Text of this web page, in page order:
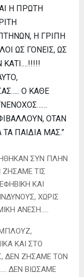
Η ΠΡΩΤΗ
Η ΓΡΙΠΗ
ΩΣ ΓΟΝΕΙΣ, ΩΣ
Ο ΚΑΘΕ
ΟΤΑΝ
ΠΑΙΔΙΑ ΜΑΣ.”
ΣΥΝ ΠΛΗΝ
ΤΙΣ
ΚΑΙ
ΧΩΡΙΣ
ΑΝΕΣΗ…..
ΚΑΙ ΣΤΟ
ΔΕΝ ΖΗΣΑΜΕ ΤΟΝ
ΔΕΝ ΒΙΩΣΑΜΕ